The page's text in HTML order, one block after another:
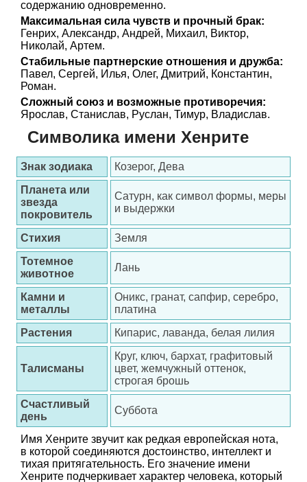
содержанию одновременно.
Максимальная сила чувств и прочный брак:
Генрих, Александр, Андрей, Михаил, Виктор,
Николай, Артем.
Стабильные партнерские отношения и дружба:
Павел, Сергей, Илья, Олег, Дмитрий, Константин,
Роман.
Сложный союз и возможные противоречия:
Ярослав, Станислав, Руслан, Тимур, Владислав.
Символика имени Хенрите
Знак зодиака
Козерог, Дева
Планета или
звезда
покровитель
Сатурн, как символ формы, меры
и выдержки
Стихия
Земля
Тотемное
животное
Лань
Камни и
металлы
Оникс, гранат, сапфир, серебро,
платина
Растения
Кипарис, лаванда, белая лилия
Талисманы
Круг, ключ, бархат, графитовый
цвет, жемчужный оттенок,
строгая брошь
Счастливый
день
Суббота
Имя Хенрите звучит как редкая европейская нота,
в которой соединяются достоинство, интеллект и
тихая притягательность. Его значение имени
Хенрите подчеркивает характер человека, который